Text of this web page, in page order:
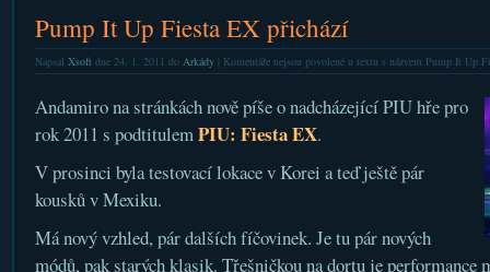
Pump It Up Fiesta EX přichází
Napsal Xsoftdne 24. 1. 2011 do Arkády| Komentáře nejsou povolenéu textu s názvem Pump It Up
Andamiro na stránkách nově píše o nadcházející PIU hře pro
rok 2011 s podtitulemPIU: Fiesta EX.
V prosinci byla testovací lokace v Korei a teď ještě pár
kousků v Mexiku.
Má nový vzhled, pár dalších fíčovinek. Je tu pár nových
módů, pak starých klasik. Třešničkou na dortu je performance